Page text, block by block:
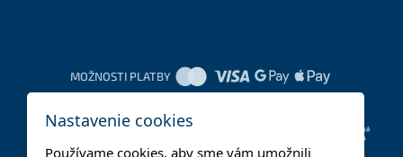
MOŽNOSTI PLATBY
Nastavenie cookies
Používame cookies, aby sme vám umožnili